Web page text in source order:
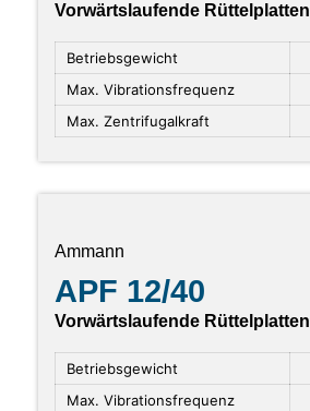
Vorwärtslaufende Rüttelplatten
Betriebsgewicht
Max. Vibrationsfrequenz
Max. Zentrifugalkraft
Ammann
APF 12/40
Vorwärtslaufende Rüttelplatten
Betriebsgewicht
Max. Vibrationsfrequenz